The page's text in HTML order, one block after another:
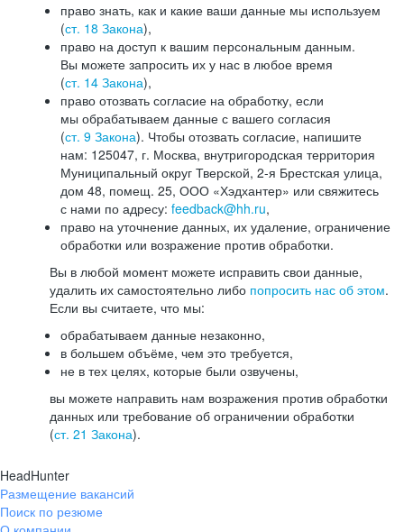
право знать, как и какие ваши данные мы используем
(ст. 18 Закона),
право на доступ к вашим персональным данным.
Вы можете запросить их у нас в любое время
(ст. 14 Закона),
право отозвать согласие на обработку, если
мы обрабатываем данные с вашего согласия
(ст. 9 Закона). Чтобы отозвать согласие, напишите
нам: 125047, г. Москва, внутригородская территория
Муниципальный округ Тверской, 2-я Брестская улица,
дом 48, помещ. 25, ООО «Хэдхантер» или свяжитесь
с нами по адресу: feedback@hh.ru,
право на уточнение данных, их удаление, ограничение
обработки или возражение против обработки.
Вы в любой момент можете исправить свои данные,
удалить их самостоятельно либо попросить нас об этом.
Если вы считаете, что мы:
обрабатываем данные незаконно,
в большем объёме, чем это требуется,
не в тех целях, которые были озвучены,
вы можете направить нам возражения против обработки
данных или требование об ограничении обработки
(ст. 21 Закона).
HeadHunter
Размещение вакансий
Поиск по резюме